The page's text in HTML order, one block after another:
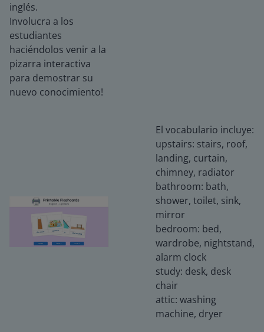
inglés.
Involucra a los
estudiantes
haciéndolos venir a la
pizarra interactiva
para demostrar su
nuevo conocimiento!
El vocabulario incluye:
upstairs: stairs, roof,
landing, curtain,
chimney, radiator
bathroom: bath,
shower, toilet, sink,
mirror
bedroom: bed,
wardrobe, nightstand,
alarm clock
study: desk, desk
chair
attic: washing
machine, dryer